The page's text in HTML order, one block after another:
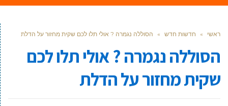
ראשי » חדשות חדש » הסוללה נגמרה ? אולי תלו לכם שקית מחזור על הדלת
הסוללה נגמרה ? אולי תלו לכם
שקית מחזור על הדלת